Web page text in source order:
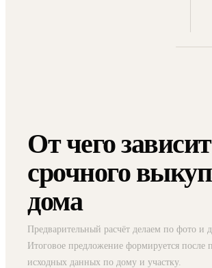
От чего
срочного
дома
Предварительный расчёт делаем по фото и
Итоговое предложение формируется после
исходных данных по дому и участку.